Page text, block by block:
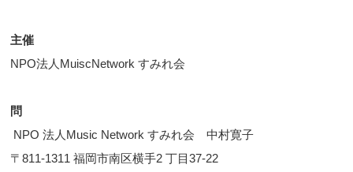
主催
NPO法人MuiscNetwork すみれ会
問
NPO 法人Music Network すみれ会 中村寛子
〒811-1311 福岡市南区横手2 丁目37-22